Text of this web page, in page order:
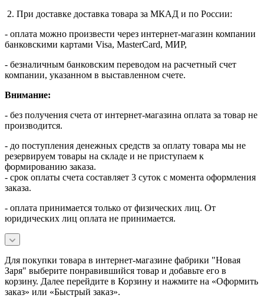
2. При доставке доставка товара за МКАД и по России:
- оплата можно произвести через интернет-магазин компании
банковскими картами Visa, MasterСard, МИР,
- безналичным банковским переводом на расчетный счет
компании, указанном в выставленном счете.
Внимание:
- без получения счета от интернет-магазина оплата за товар не
производится.
- до поступления денежных средств за оплату товара мы не
резервируем товары на складе и не приступаем к
формированию заказа.
- срок оплаты счета составляет 3 суток с момента оформления
заказа.
- оплата принимается только от физических лиц. От
юридических лиц оплата не принимается.
Для покупки товара в интернет-магазине фабрики "Новая
Заря" выберите понравившийся товар и добавьте его в
корзину. Далее перейдите в Корзину и нажмите на «Оформить
заказ» или «Быстрый заказ».